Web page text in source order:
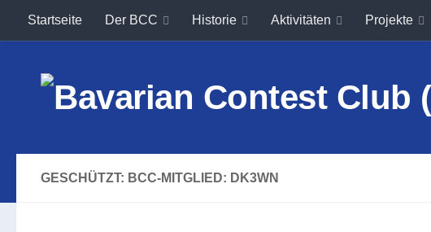
Unter dem Inhalt
Startseite Der BCC Historie Aktivitäten Projekte
GESCHÜTZT: BCC-MITGLIED: DK3WN